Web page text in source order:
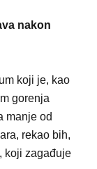
nakon
koji je, kao
gorenja
manje od
rekao bih,
koji zagađuje